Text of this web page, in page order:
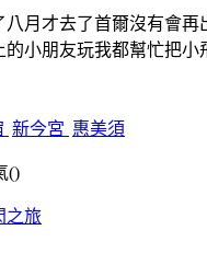
月才去了首爾沒有會
小朋友玩我都幫忙把小
新今宮 惠美須
()
之旅